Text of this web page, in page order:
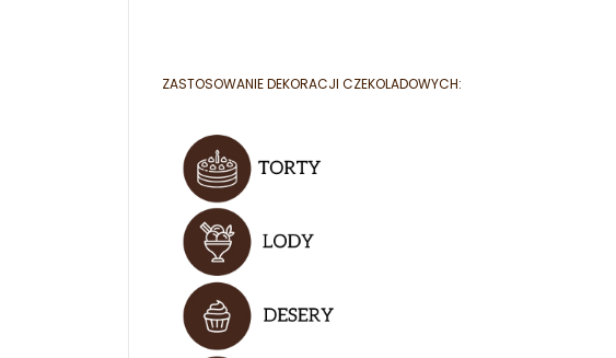
ZASTOSOWANIE DEKORACJI CZEKOLADOWYCH: